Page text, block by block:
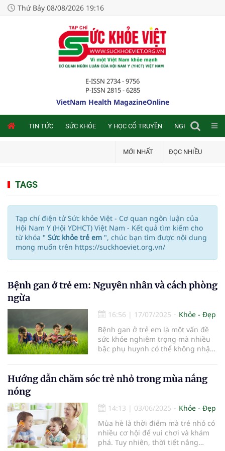
Thứ Bảy 08/08/2026 19:16
E-ISSN 2734 - 9756
P-ISSN 2815 - 6285
VietNam Health MagazineOnline
TIN TỨC SỨC KHỎE Y HỌC CỔ TRUYỀN NGHIÊN CỨU
MỚI NHẤT ĐỌC NHIỀU
TAGS
Tạp chí điện tử Sức khỏe Việt - Cơ quan ngôn luận của
Hội Nam Y (Hội YDHCT) Việt Nam - Kết quả tìm kiếm cho
từ khóa " Sức khỏe trẻ em ", chúc bạn tìm được nội dung
mong muốn trên https://suckhoeviet.org.vn/
Bệnh gan ở trẻ em: Nguyên nhân và cách phòng
ngừa
16:56 | 17/07/2025
Khỏe - Đẹp
Bệnh gan ở trẻ em là một vấn đề
sức khỏe nghiêm trọng mà nhiều
bậc phụ huynh có thể không nhận
chất dinh dưỡng, loại bỏ độc tố và
hỗ trợ tiêu hóa. Khi gan bị tổn
sự phát triển và sức khỏe tổng thể
Hướng dẫn chăm sóc trẻ nhỏ trong mùa nắng
nóng
14:13 | 03/06/2025
Khỏe - Đẹp
Mùa hè là thời điểm mà trẻ nhỏ có
nhiều cơ hội để vui chơi và khám
phá. Tuy nhiên, thời tiết nắng